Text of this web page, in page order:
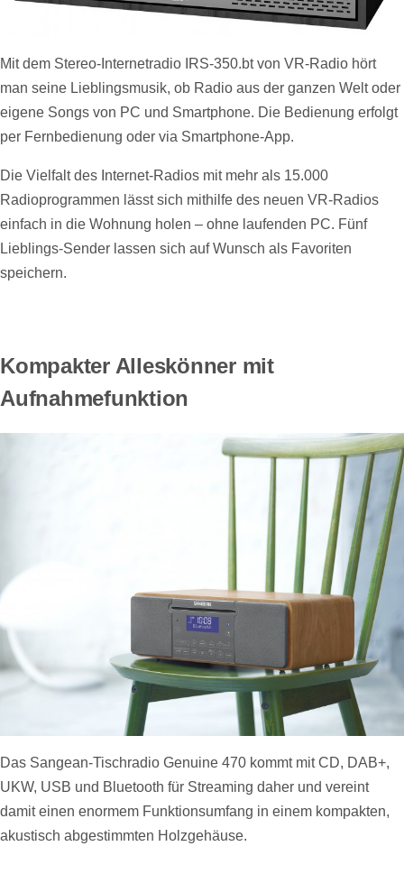
Mit dem Stereo-Internetradio IRS-350.bt von VR-Radio hört
man seine Lieblingsmusik, ob Radio aus der ganzen Welt oder
eigene Songs von PC und Smartphone. Die Bedienung erfolgt
per Fernbedienung oder via Smartphone-App.
Die Vielfalt des Internet-Radios mit mehr als 15.000
Radioprogrammen lässt sich mithilfe des neuen VR-Radios
einfach in die Wohnung holen – ohne laufenden PC. Fünf
Lieblings-Sender lassen sich auf Wunsch als Favoriten
speichern.
Kompakter Alleskönner mit
Aufnahmefunktion
Das Sangean-Tischradio Genuine 470 kommt mit CD, DAB+,
UKW, USB und Bluetooth für Streaming daher und vereint
damit einen enormem Funktionsumfang in einem kompakten,
akustisch abgestimmten Holzgehäuse.